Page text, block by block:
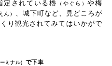
定されている櫓
（やぐら）や梅
ん）
、城下町など、見どころが
り観光されてみてはいかがで
ミナル） で下車